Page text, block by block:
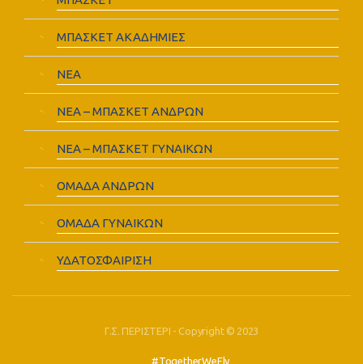
ΜΠΑΣΚΕΤ ΑΚΑΔΗΜΙΕΣ
ΝΕΑ
ΝΕΑ – ΜΠΑΣΚΕΤ ΑΝΔΡΩΝ
ΝΕΑ – ΜΠΑΣΚΕΤ ΓΥΝΑΙΚΩΝ
ΟΜΑΔΑ ΑΝΔΡΩΝ
ΟΜΑΔΑ ΓΥΝΑΙΚΩΝ
ΥΔΑΤΟΣΦΑΙΡΙΣΗ
Γ.Σ. ΠΕΡΙΣΤΕΡΙ - Copyright © 2023
#TogetherWeFly